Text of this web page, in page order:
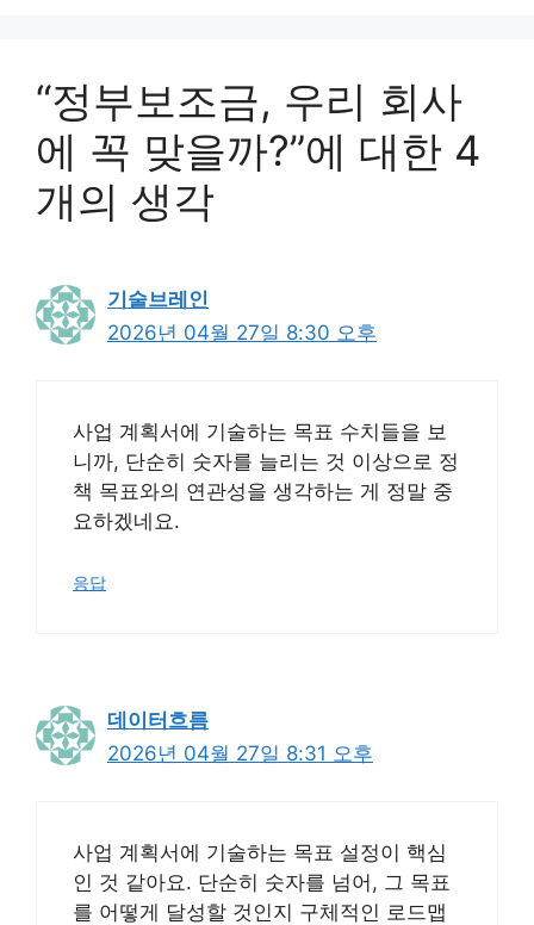
“정부보조금, 우리 회사
에 꼭 맞을까?”에 대한 4
개의 생각
기술브레인
2026년 04월 27일 8:30 오후
사업 계획서에 기술하는 목표 수치들을 보
니까, 단순히 숫자를 늘리는 것 이상으로 정
책 목표와의 연관성을 생각하는 게 정말 중
요하겠네요.
응답
데이터흐름
2026년 04월 27일 8:31 오후
사업 계획서에 기술하는 목표 설정이 핵심
인 것 같아요. 단순히 숫자를 넘어, 그 목표
를 어떻게 달성할 것인지 구체적인 로드맵